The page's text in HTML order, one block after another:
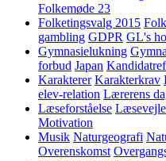
Folkemøde 23
Folketingsvalg 2015
gambling GDPR GL's
Gymnasielukning
forbud Japan
Karakterer Karakterkrav
elev-relation Lærerens
Læseforståelse
Motivation
Musik Naturgeografi
Overenskomst